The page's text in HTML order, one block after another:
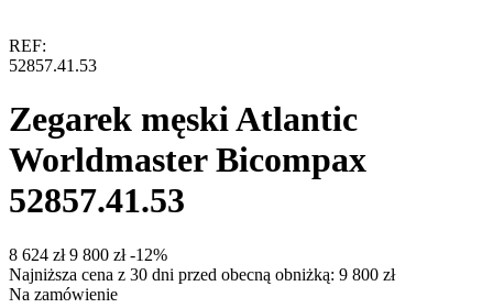
REF:
52857.41.53
Zegarek męski Atlantic
Worldmaster Bicompax
52857.41.53
‍8 624‍ zł ‍9 800‍ zł -12%
Najniższa cena z 30 dni przed obecną obniżką: 9 800 zł
Na zamówienie